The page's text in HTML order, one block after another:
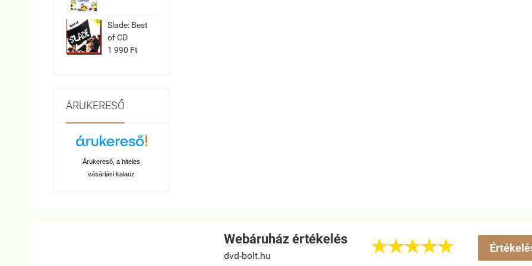
Slade: Best
of CD
1 990 Ft
ÁRUKERESŐ
Árukereső, a hiteles
vásárlási kalauz
Webáruház értékelés
dvd-bolt.hu
